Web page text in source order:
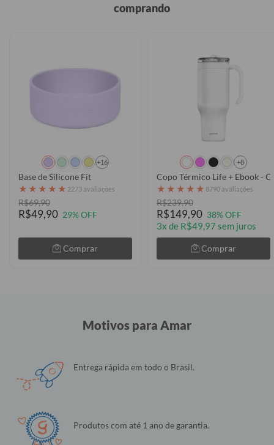
comprando
+16
Base de Silicone Fit
★ ★ ★ ★ ★ 2273 avaliações
R$69,90
R$49,90 29% OFF
Comprar
+8
Copo Térmico Life + Ebook -
★ ★ ★ ★ ★ 8790 avaliações
R$239,90
R$149,90 38% OFF
3x de R$49,97 sem juros
Comprar
Motivos para Amar
Entrega rápida em todo o Brasil.
Produtos com até 1 ano de garantia.